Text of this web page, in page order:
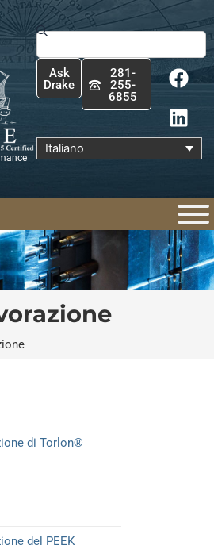
Cerca
Ask
Drake
281-
255-
6855
F
a
c
e
b
o
k
L
i
n
k
e
d
n
Italiano
di Torlon®
del PEEK